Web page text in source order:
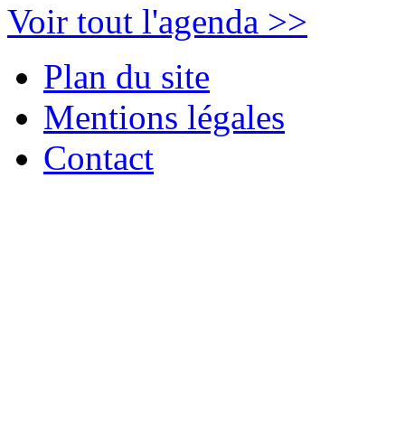
Voir tout l'agenda >>
Plan du site
Mentions légales
Contact